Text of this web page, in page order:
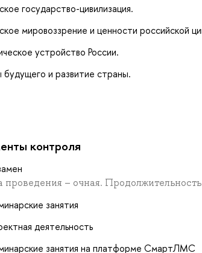
государство-цивилизация.
мировоззрение и ценности российской
устройство России.
будущего и развитие страны.
контроля
проведения – очная.
занятия
деятельность
занятия на платформе СмартЛМС